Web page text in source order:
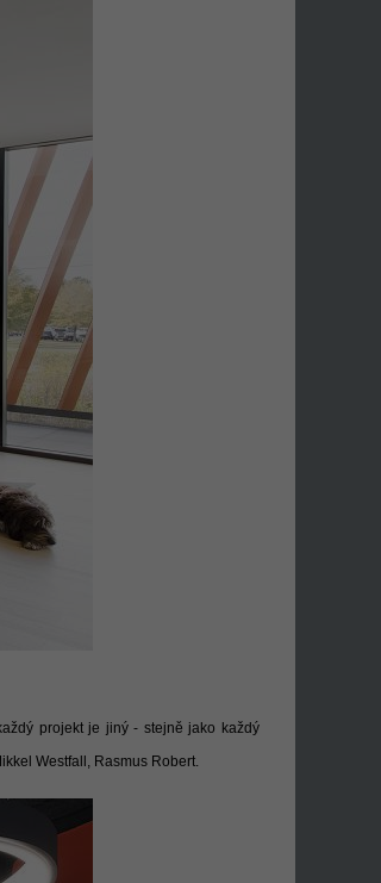
projekt je jiný - stejně jako každý
Westfall, Rasmus Robert.